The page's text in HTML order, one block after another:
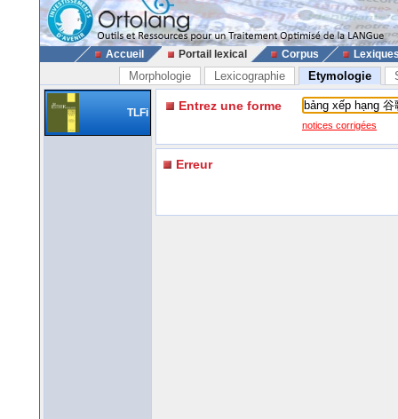
Accueil Portail lexical Corpus
Morphologie Lexicographie Etymologie
TLFi Entrez une forme
notices corrigées
Erreur